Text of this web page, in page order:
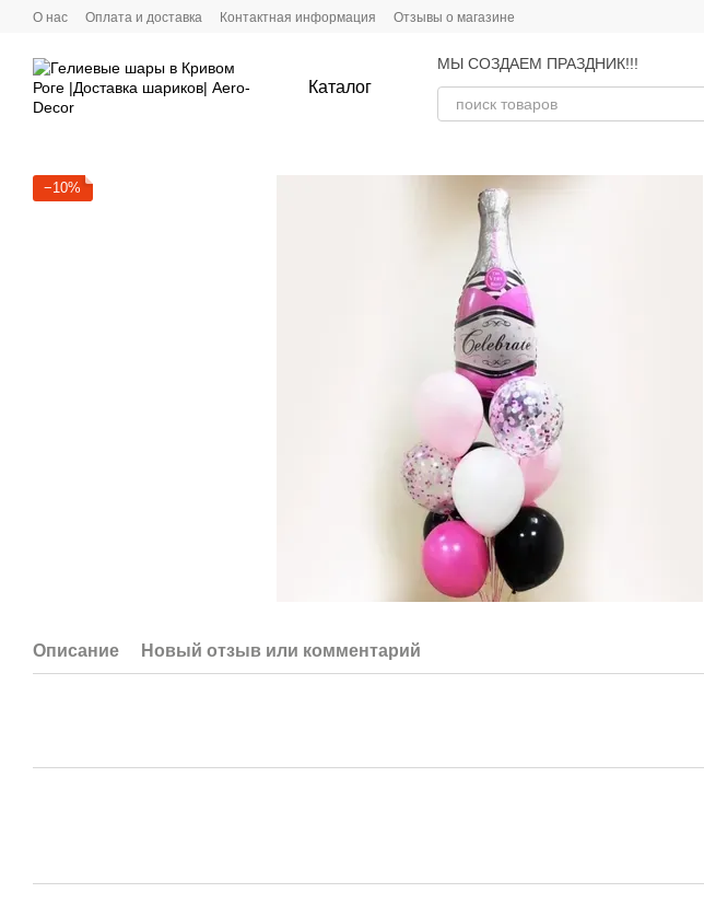
Перейти к основному контенту
О нас Оплата и доставка Контактная информация Отзывы о магазине
Каталог
МЫ СОЗДАЕМ ПРАЗДНИК!!!
−10%
Описание Новый отзыв или комментарий